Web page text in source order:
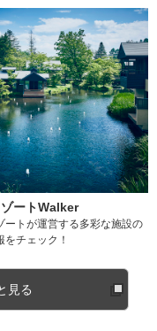
ートWalker
ートが運営する多彩な施設の
をチェック！
見る